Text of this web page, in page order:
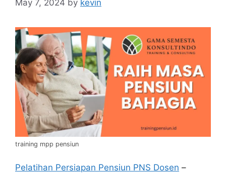
May 7, 2024 by kevin
training mpp pensiun
Pelatihan Persiapan Pensiun PNS Dosen –